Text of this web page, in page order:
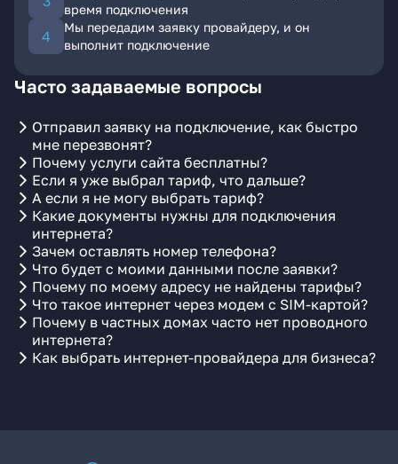
время подключения
Мы передадим заявку провайдеру, и он
выполнит подключение
Часто задаваемые вопросы
Отправил заявку на подключение, как быстро
мне перезвонят?
Почему услуги сайта бесплатны?
Если я уже выбрал тариф, что дальше?
А если я не могу выбрать тариф?
Какие документы нужны для подключения
интернета?
Зачем оставлять номер телефона?
Что будет с моими данными после заявки?
Почему по моему адресу не найдены тарифы?
Что такое интернет через модем с SIM-картой?
Почему в частных домах часто нет проводного
интернета?
Как выбрать интернет-провайдера для бизнеса?